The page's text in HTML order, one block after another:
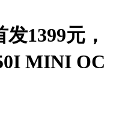
1399元，
MINI OC